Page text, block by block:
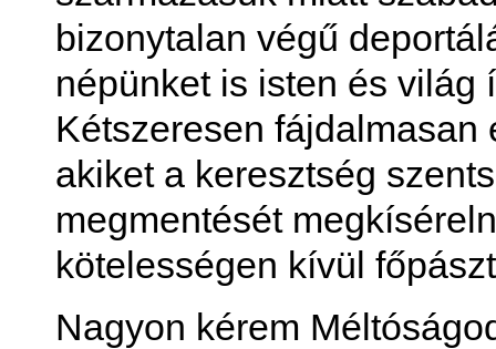
bizonytalan végű
népünket is isten és világ
Kétszeresen
akiket a keresztség
megmentését
kötelességen kívül
Nagyon kérem